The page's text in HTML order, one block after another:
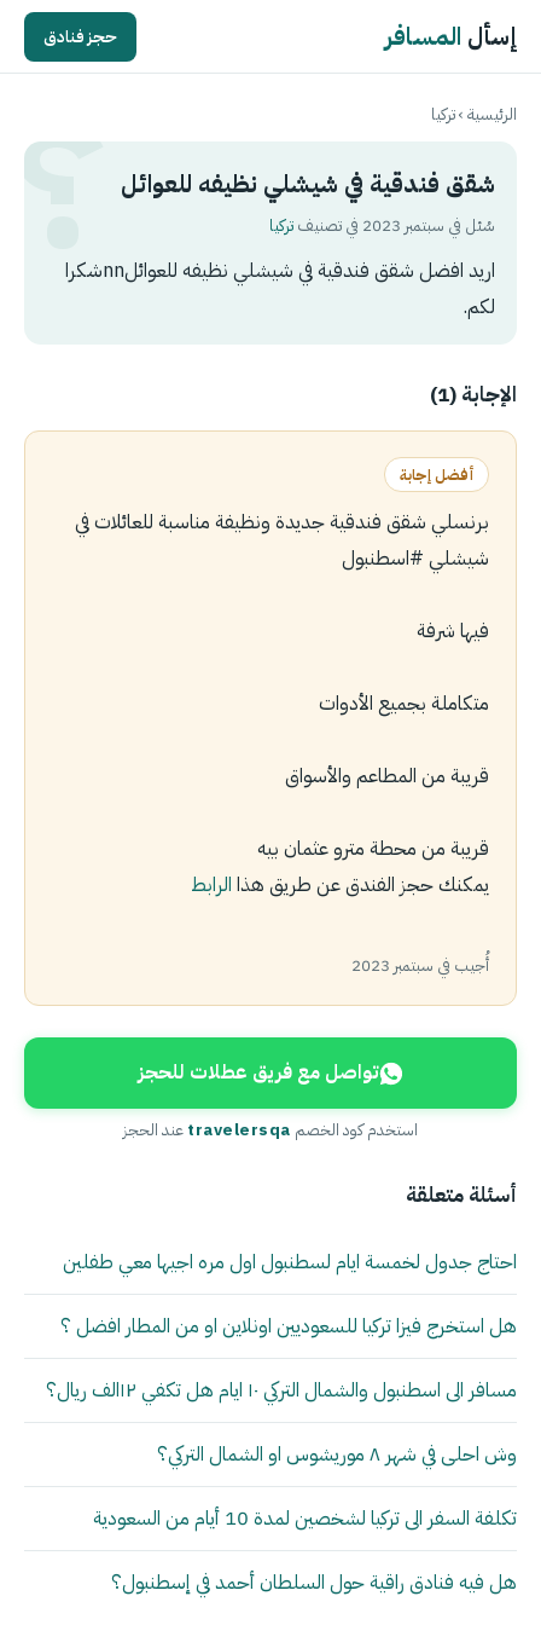
إسأل المسافر حجز فنادق
الرئيسية›تركيا
شقق فندقية في شيشلي نظيفه للعوائل
سُئل في سبتمبر 2023 في تصنيف تركيا
اريد افضل شقق فندقية في شيشلي نظيفه للعوائلnnشكرا
لكم.
الإجابة (1)
أفضل إجابة
برنسلي شقق فندقية جديدة ونظيفة مناسبة للعائلات في
شيشلي ‎#اسطنبول
فيها شرفة
متكاملة بجميع الأدوات
قريبة من المطاعم والأسواق
قريبة من محطة مترو عثمان بيه
يمكنك حجز الفندق عن طريق هذا الرابط
أُجيب في سبتمبر 2023
تواصل مع فريق عطلات للحجز
استخدم كود الخصم travelersqaعند الحجز
أسئلة متعلقة
احتاج جدول لخمسة ايام لسطنبول اول مره اجيها معي طفلين
هل استخرج فيزا تركيا للسعوديين اونلاين او من المطار افضل ؟
مسافر الى اسطنبول والشمال التركي ١٠ ايام هل تكفي ١٢الف ريال؟
وش احلى في شهر ٨ موريشوس او الشمال التركي؟
تكلفة السفر الى تركيا لشخصين لمدة 10 أيام من السعودية
هل فيه فنادق راقية حول السلطان أحمد في إسطنبول؟